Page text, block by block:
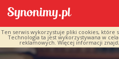
Ten serwis wykorzystuje pliki cookies, które
Technologia ta jest wykorzystywana w
reklamowych. Więcej informacji